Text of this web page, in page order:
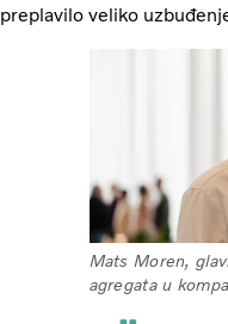
preplavilo veliko
Mats Moren,
agregata u